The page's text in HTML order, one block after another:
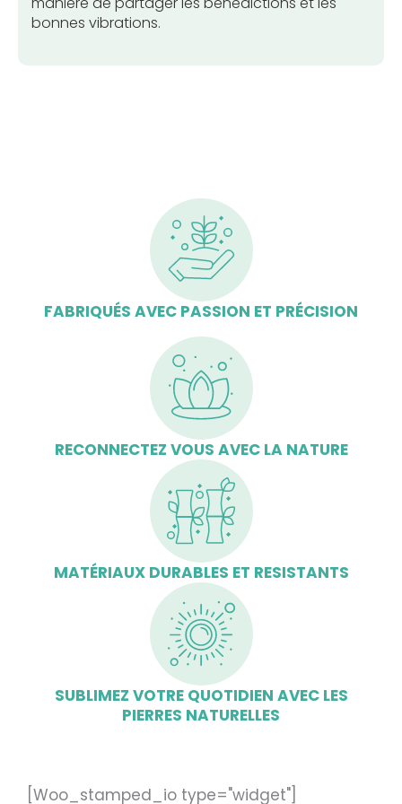
bonnes vibrations.
FABRIQUÉS AVEC PASSION ET PRÉCISION
RECONNECTEZ VOUS AVEC LA NATURE
MATÉRIAUX DURABLES ET RESISTANTS
SUBLIMEZ VOTRE QUOTIDIEN AVEC LES
PIERRES NATURELLES
[Woo_stamped_io type="widget"]